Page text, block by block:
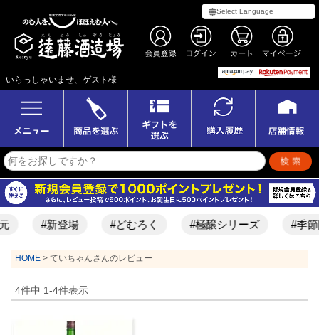
いらっしゃいませ、ゲスト様
#新登場 #どむろく #極醸シリーズ #季節
HOME ていちゃんさんのレビュー
4件中 1-4件表示